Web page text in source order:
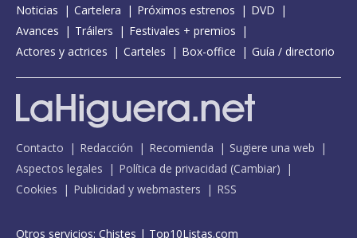
Noticias Cartelera Próximos estrenos
DVD
Avances
Tráilers
Festivales + premios
Actores y actrices
Carteles Box-office Guía / directorio
Contacto Redacción Recomienda
Sugiere una web
Aspectos legales
Política de privacidad (Cambiar)
Cookies
Publicidad y webmasters RSS
Otros servicios: Chistes | Top10Listas.com